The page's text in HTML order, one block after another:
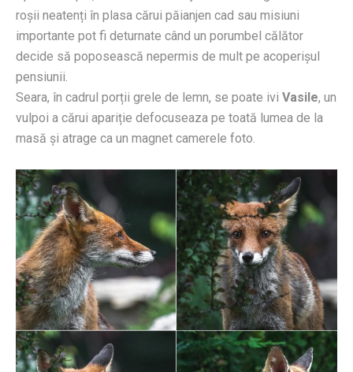
roșii neatenți în plasa cărui păianjen cad sau misiuni
importante pot fi deturnate când un porumbel călător
decide să poposească nepermis de mult pe acoperișul
pensiunii.
Seara, în cadrul porții grele de lemn, se poate ivi Vasile, un
vulpoi a cărui apariție defocuseaza pe toată lumea de la
masă și atrage ca un magnet camerele foto.